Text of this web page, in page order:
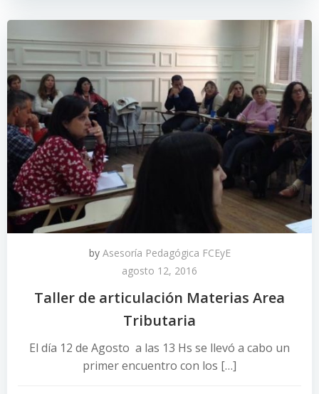
by Asesoría Pedagógica FCEyE
agosto 12, 2016
Taller de articulación Materias Area
Tributaria
El día 12 de Agosto a las 13 Hs se llevó a cabo un
primer encuentro con los […]